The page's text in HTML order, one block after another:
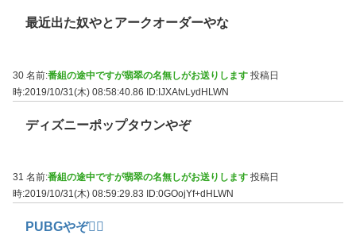
最近出た奴やとアークオーダーやな
30 名前:番組の途中ですが翡翠の名無しがお送りします 投稿日
時:2019/10/31(木) 08:58:40.86 ID:IJXAtvLydHLWN
ディズニーポップタウンやぞ
31 名前:番組の途中ですが翡翠の名無しがお送りします 投稿日
時:2019/10/31(木) 08:59:29.83
ID:0GOojYf+dHLWN
PUBGやぞ🙆‍♀